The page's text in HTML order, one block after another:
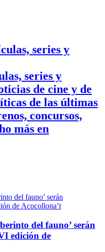
series y
de cine y de
de las últimas
concursos,
más en
del fauno’ serán
edición de